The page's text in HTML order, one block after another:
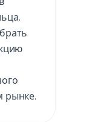
рынке.